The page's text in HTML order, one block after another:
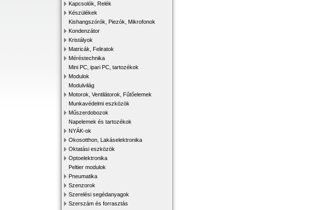
Kapcsolók, Relék
Készülékek
Kishangszórók, Piezók, Mikrofonok
Kondenzátor
Kristályok
Matricák, Feliratok
Méréstechnika
Mini PC, ipari PC, tartozékok
Modulok
Modulvilág
Motorok, Ventilátorok, Fűtőelemek
Munkavédelmi eszközök
Műszerdobozok
Napelemek és tartozékok
NYÁK-ok
Okosotthon, Lakáselektronika
Oktatási eszközök
Optoelektronika
Peltier modulok
Pneumatika
Szenzorok
Szerelési segédanyagok
Szerszám és forrasztás